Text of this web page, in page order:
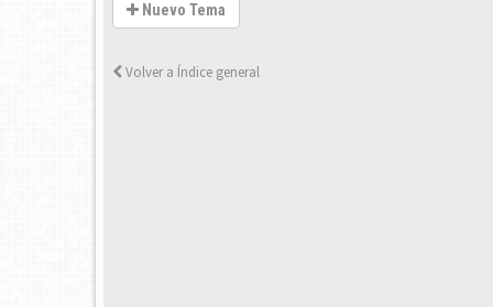
Nuevo Tema
Volver a Índice general